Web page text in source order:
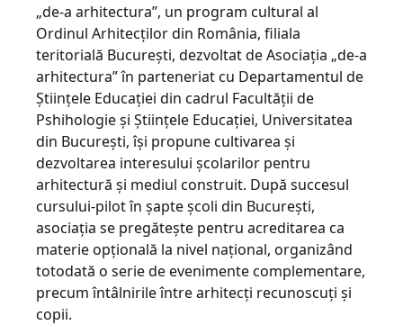
„de-a arhitectura”, un program cultural al
Ordinul Arhitecţilor din România, filiala
teritorială Bucureşti, dezvoltat de Asociaţia „de-a
arhitectura” în parteneriat cu Departamentul de
Ştiinţele Educaţiei din cadrul Facultăţii de
Pshihologie şi Ştiinţele Educaţiei, Universitatea
din Bucureşti, îşi propune cultivarea şi
dezvoltarea interesului şcolarilor pentru
arhitectură şi mediul construit. După succesul
cursului-pilot în şapte şcoli din Bucureşti,
asociaţia se pregăteşte pentru acreditarea ca
materie opţională la nivel naţional, organizând
totodată o serie de evenimente complementare,
precum întâlnirile între arhitecţi recunoscuţi şi
copii.